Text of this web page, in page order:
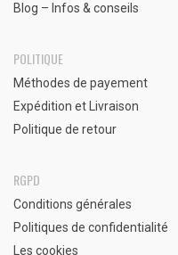
Blog – Infos & conseils
POLITIQUE
Méthodes de payement
Expédition et Livraison
Politique de retour
RGPD
Conditions générales
Politiques de confidentialité
Les cookies